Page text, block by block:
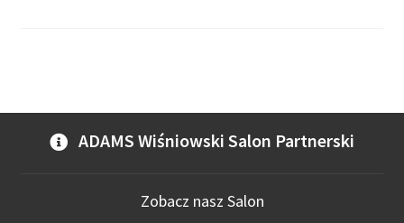
ADAMS Wiśniowski Salon Partnerski
Zobacz nasz Salon